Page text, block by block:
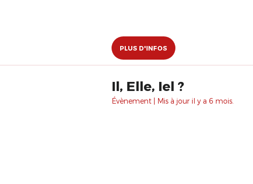
PLUS D'INFOS
Il, Elle, Iel ?
Évènement | Mis à jour il y a 6 mois.